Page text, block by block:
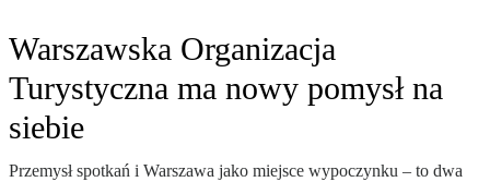
Warszawska Organizacja
Turystyczna ma nowy pomysł na
siebie
Przemysł spotkań i Warszawa jako miejsce wypoczynku – to dwa